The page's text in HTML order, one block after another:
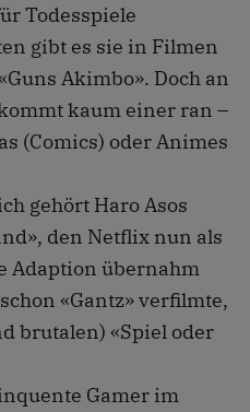
Todesspiele
gibt es sie in Filmen
Akimbo». Doch an
kaum einer ran –
(Comics) oder Animes
gehört Haro Asos
den Netflix nun als
Adaption übernahm
«Gantz» verfilmte,
brutalen) «Spiel oder
Gamer im